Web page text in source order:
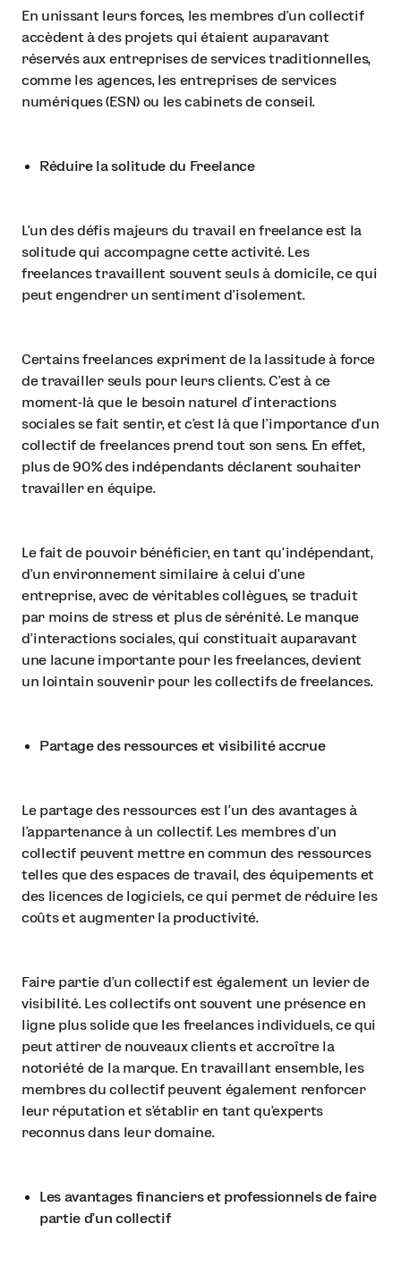
En unissant leurs forces, les membres d'un collectif
accèdent à des projets qui étaient auparavant
réservés aux entreprises de services traditionnelles,
comme les agences, les entreprises de services
numériques (ESN) ou les cabinets de conseil.
Réduire la solitude du Freelance
L'un des défis majeurs du travail en freelance est la
solitude qui accompagne cette activité. Les
freelances travaillent souvent seuls à domicile, ce qui
peut engendrer un sentiment d'isolement.
Certains freelances expriment de la lassitude à force
de travailler seuls pour leurs clients. C'est à ce
moment-là que le besoin naturel d'interactions
sociales se fait sentir, et c'est là que l'importance d'un
collectif de freelances prend tout son sens. En effet,
plus de 90% des indépendants déclarent souhaiter
travailler en équipe.
Le fait de pouvoir bénéficier, en tant qu'indépendant,
d'un environnement similaire à celui d'une
entreprise, avec de véritables collègues, se traduit
par moins de stress et plus de sérénité. Le manque
d'interactions sociales, qui constituait auparavant
une lacune importante pour les freelances, devient
un lointain souvenir pour les collectifs de freelances.
Partage des ressources et visibilité accrue
Le partage des ressources est l'un des avantages à
l'appartenance à un collectif. Les membres d'un
collectif peuvent mettre en commun des ressources
telles que des espaces de travail, des équipements et
des licences de logiciels, ce qui permet de réduire les
coûts et augmenter la productivité.
Faire partie d’un collectif est également un levier de
visibilité. Les collectifs ont souvent une présence en
ligne plus solide que les freelances individuels, ce qui
peut attirer de nouveaux clients et accroître la
notoriété de la marque. En travaillant ensemble, les
membres du collectif peuvent également renforcer
leur réputation et s'établir en tant qu'experts
reconnus dans leur domaine.
Les avantages financiers et professionnels de faire
partie d'un collectif